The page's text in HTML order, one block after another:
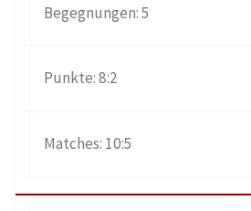
5
8:2
10:5